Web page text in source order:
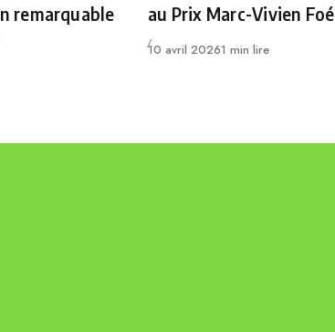
remarquable
au Prix Marc-Vivien Foé
Publié
10 avril 20261 min lire